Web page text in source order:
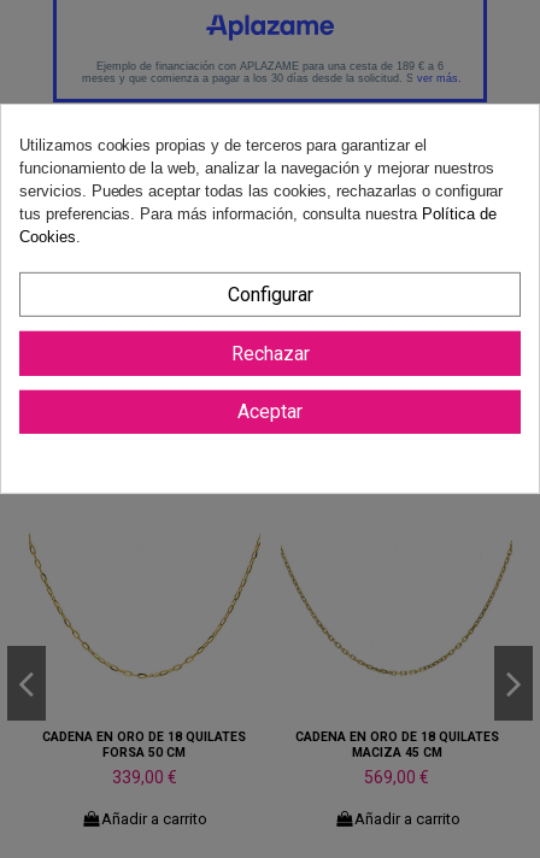
CADENA EN ORO DE 18 QUILATES
FORSA 50 CM
339,00 €
Añadir a carrito
CADENA EN ORO DE 18 QUILATES
MACIZA 45 CM
569,00 €
Añadir a carrito
Utilizamos cookies propias y de terceros para garantizar el
funcionamiento de la web, analizar la navegación y mejorar nuestros
servicios. Puedes aceptar todas las cookies, rechazarlas o configurar
tus preferencias. Para más información, consulta nuestra Política de
Cookies
Configurar
Rechazar
Aceptar